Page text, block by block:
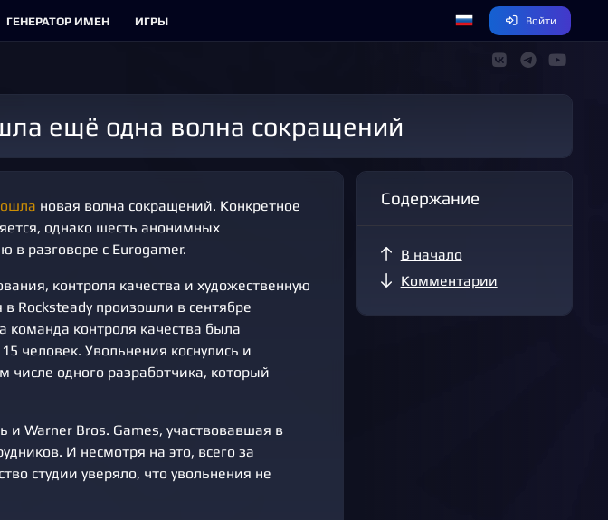
ГЕНЕРАТОР ИМЕН ИГРЫ Войти
ещё одна волна сокращений
новая волна сокращений. Конкретное
однако шесть анонимных
в разговоре с Eurogamer.
контроля качества и художественную
Rocksteady произошли в сентябре
команда контроля качества была
человек. Увольнения коснулись и
числе одного разработчика, который
и Warner Bros. Games, участвовавшая в
И несмотря на это, всего за
студии уверяло, что увольнения не
Содержание
В начало
Комментарии